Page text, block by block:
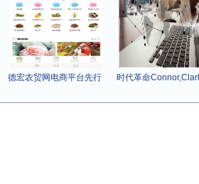
德宏农贸网电商平台先行 时代革命